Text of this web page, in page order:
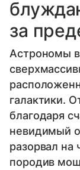
за
Астрономы
галактики.
благодаря
невидимый
разорвал
породив